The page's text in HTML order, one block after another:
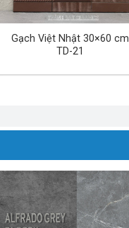
Gạch Việt Nhật 30×60 cm
TD-21